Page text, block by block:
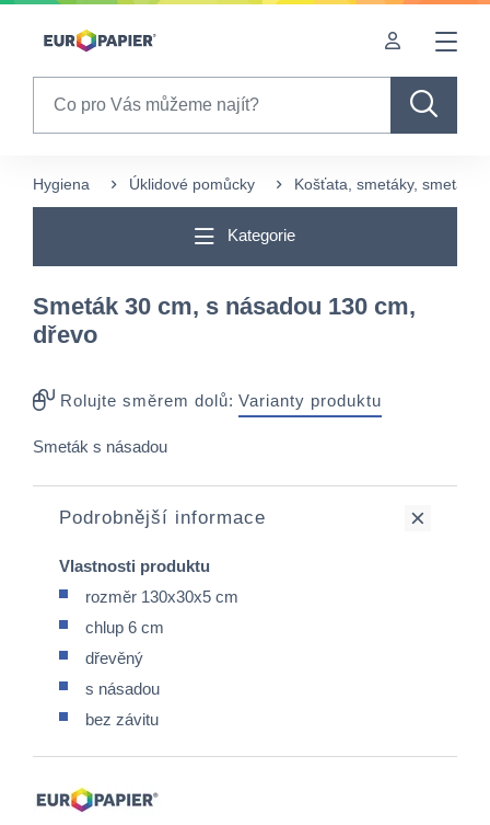
Table Of Content
Hygiena Úklidové pomůcky Košťata, smetáky,
Kategorie
Smeták 30 cm, s násadou 130 cm,
dřevo
Rolujte směrem dolů: Varianty produktu
Smeták s násadou
Podrobnější informace
Vlastnosti produktu
rozměr 130x30x5 cm
chlup 6 cm
dřevěný
s násadou
bez závitu